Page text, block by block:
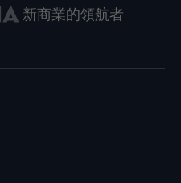
新商業的領航者